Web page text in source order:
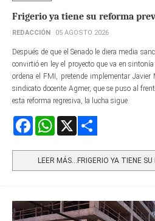
Frigerio ya tiene su reforma
REDACCIÓN 05 AGOSTO 2026
Después de que el Senado le diera media
convirtió en ley el proyecto que va en
ordena el FMI, pretende implementar Javier
sindicato docente Agmer, que se puso al
esta reforma regresiva, la lucha sigue.
FacebookWhatsApp
LEER MÁS…FRIGERIO YA TIENE